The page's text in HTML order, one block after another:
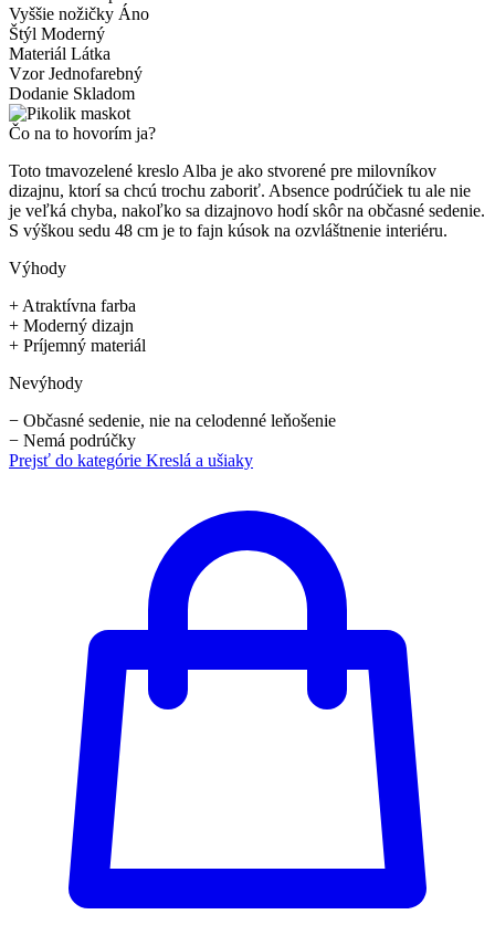
Vyššie nožičky Áno
Štýl Moderný
Materiál Látka
Vzor Jednofarebný
Dodanie Skladom
Čo na to hovorím ja?
Toto tmavozelené kreslo Alba je ako stvorené pre milovníkov
dizajnu, ktorí sa chcú trochu zaboriť. Absence podrúčiek tu ale nie
je veľká chyba, nakoľko sa dizajnovo hodí skôr na občasné sedenie.
S výškou sedu 48 cm je to fajn kúsok na ozvláštnenie interiéru.
Výhody
+ Atraktívna farba
+ Moderný dizajn
+ Príjemný materiál
Nevýhody
− Občasné sedenie, nie na celodenné leňošenie
− Nemá podrúčky
Prejsť do kategórie Kreslá a ušiaky